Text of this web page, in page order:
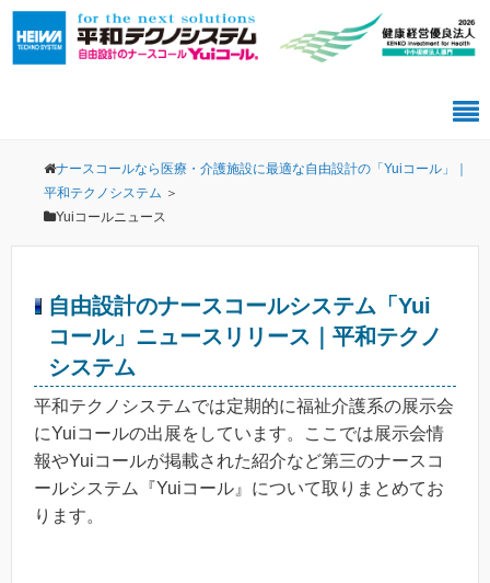
ナースコールなら医療・介護施設に最適な自由設計の「Yuiコール」｜
平和テクノシステム ＞
Yuiコールニュース
自由設計のナースコールシステム「Yui
コール」ニュースリリース｜平和テクノ
システム
平和テクノシステムでは定期的に福祉介護系の展示会
にYuiコールの出展をしています。ここでは展示会情
報やYuiコールが掲載された紹介など第三のナースコ
ールシステム『Yuiコール』について取りまとめてお
ります。